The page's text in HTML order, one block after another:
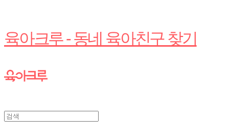
육아크루 - 동네 육아친구 찾기